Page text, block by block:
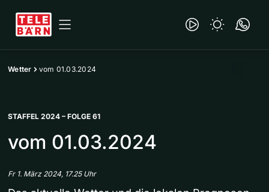
Wetter vom 01.03.2024
STAFFEL 2024 – FOLGE 61
vom 01.03.2024
Fr 1. März 2024, 17.25 Uhr